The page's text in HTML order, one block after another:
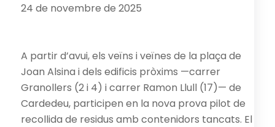
24 de novembre de 2025
A partir d’avui, els veïns i veïnes de la plaça de
Joan Alsina i dels edificis pròxims —carrer
Granollers (2 i 4) i carrer Ramon Llull (17)— de
Cardedeu, participen en la nova prova pilot de
recollida de residus amb contenidors tancats. El